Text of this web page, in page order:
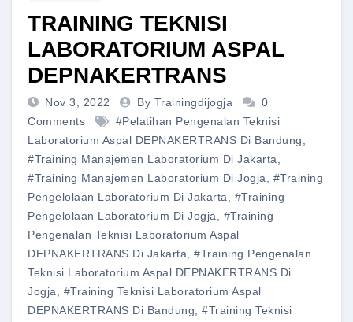
TRAINING TEKNISI
LABORATORIUM ASPAL
DEPNAKERTRANS
Nov 3, 2022 By Trainingdijogja
0
Comments
#pelatihan Pengenalan Teknisi
Laboratorium Aspal DEPNAKERTRANS Di Bandung,
#training Manajemen Laboratorium Di Jakarta,
#training Manajemen Laboratorium Di Jogja, #training
Pengelolaan Laboratorium Di Jakarta, #training
Pengelolaan Laboratorium Di Jogja, #training
Pengenalan Teknisi Laboratorium Aspal
DEPNAKERTRANS Di Jakarta, #training Pengenalan
Teknisi Laboratorium Aspal DEPNAKERTRANS Di
Jogja, #training Teknisi Laboratorium Aspal
DEPNAKERTRANS Di Bandung, #training Teknisi